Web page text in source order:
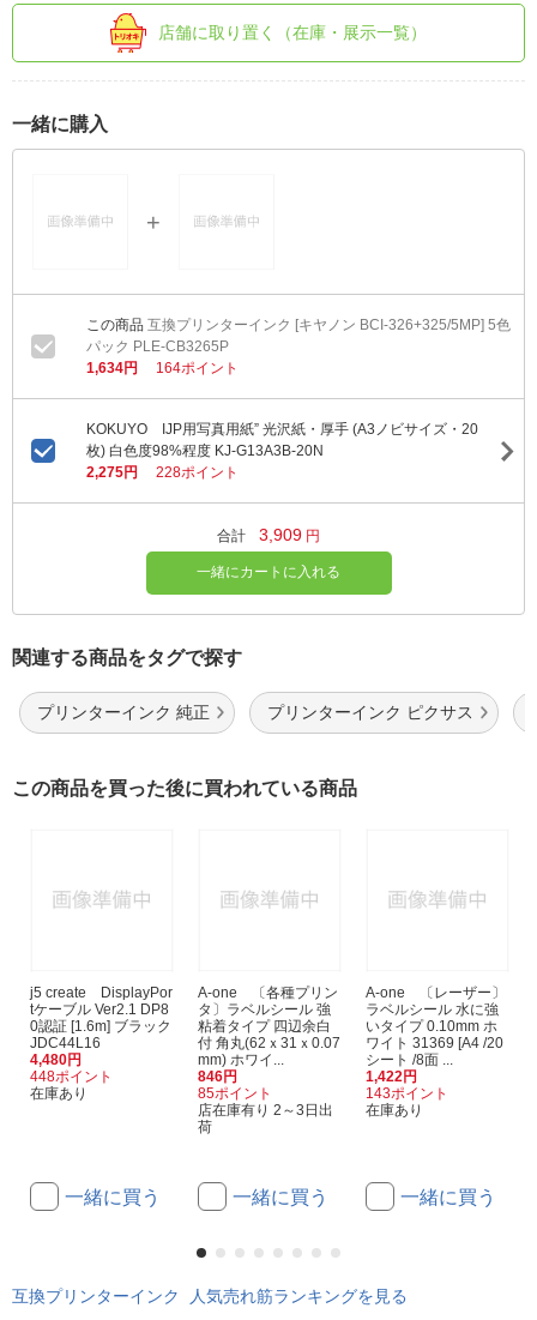
店舗に取り置く（在庫・展示一覧）
一緒に購入
互換プリンターインク [キヤノン BCI-326+325/5MP] 5色
パック PLE-CB3265P
1,634円
164ポイント
KOKUYO IJP用写真用紙” 光沢紙・厚手 (A3ノビサイズ・20
枚) 白色度98%程度 KJ-G13A3B-20N
2,275円
228ポイント
合計 3,909 円
一緒にカートに入れる
関連する商品をタグで探す
プリンターインク 純正 プリンターインク ピクサス
この商品を買った後に買われている商品
j5 create DisplayPor
tケーブル Ver2.1 DP8
0認証 [1.6m] ブラック
JDC44L16
4,480円
448ポイント
在庫あり
一緒に買う
A-one 〔各種プリン
タ〕ラベルシール 強
粘着タイプ 四辺余白
付 角丸(62ｘ31ｘ0.07
mm) ホワイ...
846円
85ポイント
店在庫有り 2～3日出
荷
一緒に買う
A-one 〔レーザー〕
ラベルシール 水に強
いタイプ 0.10mm ホ
ワイト 31369 [A4 /20
シート /8面 ...
1,422円
143ポイント
在庫あり
一緒に買う
互換プリンターインク 人気売れ筋ランキングを見る